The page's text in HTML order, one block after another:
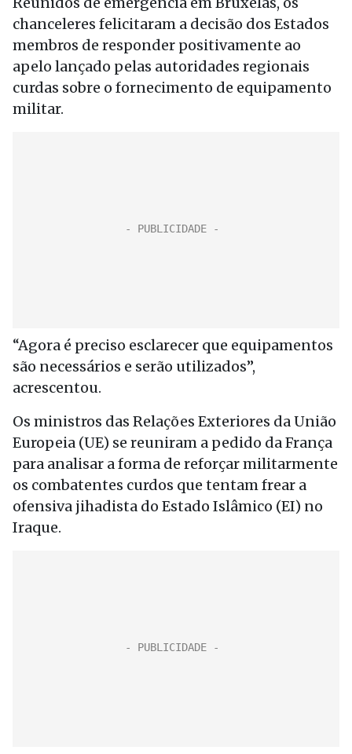
chanceleres felicitaram a decisão dos Estados
membros de responder positivamente ao
apelo lançado pelas autoridades regionais
curdas sobre o fornecimento de equipamento
militar.
“Agora é preciso esclarecer que equipamentos
são necessários e serão utilizados”,
acrescentou.
Os ministros das Relações Exteriores da União
Europeia (UE) se reuniram a pedido da França
para analisar a forma de reforçar militarmente
os combatentes curdos que tentam frear a
ofensiva jihadista do Estado Islâmico (EI) no
Iraque.